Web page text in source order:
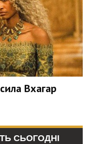
Вхагар
СЬОГОДНІ